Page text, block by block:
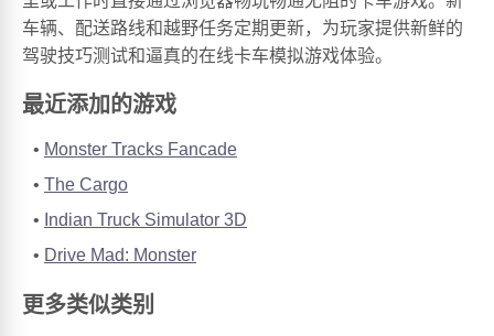
车辆、配送路线和越野任务定期更新，为玩家提供新鲜的
驾驶技巧测试和逼真的在线卡车模拟游戏体验。
最近添加的游戏
Monster Tracks Fancade
The Cargo
Indian Truck Simulator 3D
Drive Mad: Monster
更多类似类别